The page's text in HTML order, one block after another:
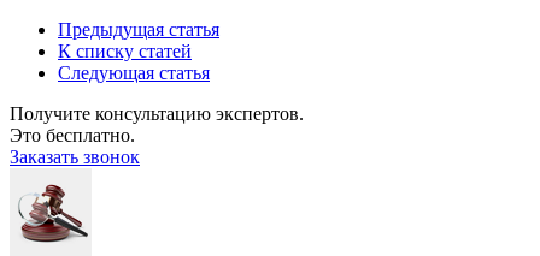
Предыдущая статья
К списку статей
Следующая статья
Получите консультацию экспертов.
Это бесплатно.
Заказать звонок